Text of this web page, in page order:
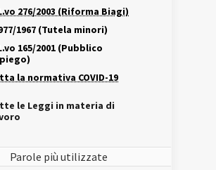
276/2003 (Riforma Biagi)
1967 (Tutela minori)
165/2001 (Pubblico
la normativa COVID-19
le Leggi in materia di
Parole più utilizzate